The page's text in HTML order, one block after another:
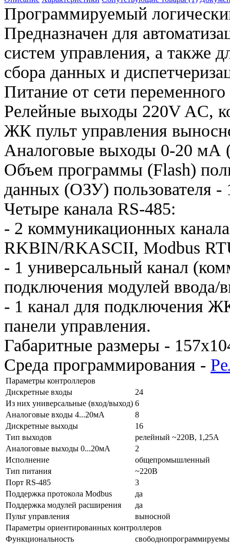
Программируемый
Предназначен для
систем управления, а также
сбора данных и
Питание от сети
Релейные выходы 220V AC,
ЖК пульт управления
Аналоговые выходы 0-20 мА
Объем программы (Flash)
данных (ОЗУ) пользователя -
Четыре канала RS-485:
- 2 коммуникационных
RKBIN/RKASCII, Modbus
- 1 универсальный канал
подключения модулей ввода/
- 1 канал для подключения
панели управления.
Габаритные размеры -
Среда программирования -
Параметры контроллеров
Дискретные входы
24
Из них универсальные (вход/выход) 6
Аналоговые входы 4...20мА
8
Дискретные выходы
16
Тип выходов
релейный ~220В, 1,25А
Аналоговые выходы 0...20мА
2
Исполнение
общепромышленный
Тип питания
~220В
Порт RS-485
3
Поддержка протокола Modbus
да
Поддержка модулей расширения
да
Пульт управления
выносной
Параметры ориентированных контроллеров
Функциональность